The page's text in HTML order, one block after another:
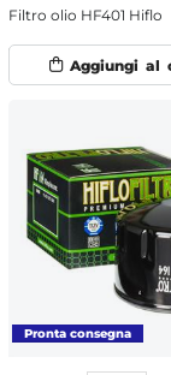
Filtro olio HF401 Hiflo